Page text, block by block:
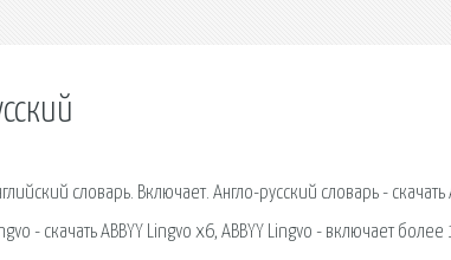
словарь. Включает. Англо-русский словарь - скачать
- скачать ABBYY Lingvo x6, ABBYY Lingvo - включает более